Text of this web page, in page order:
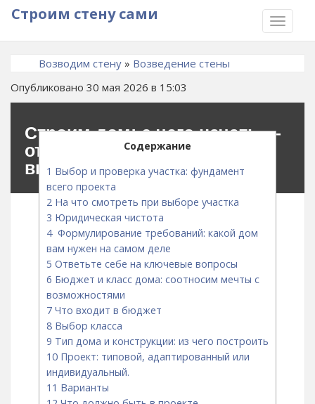
TOGGLE
Строим стену сами
Возводим стену » Возведение стены
Опубликовано 30 мая 2026 в 15:03
Строим дом: с чего начать —
от участка и проекта до
выбора подрядчика
Содержание
1 Выбор и проверка участка: фундамент
всего проекта
2 На что смотреть при выборе участка
3 Юридическая чистота
4Формулирование требований: какой дом
вам нужен на самом деле
5 Ответьте себе на ключевые вопросы
6 Бюджет и класс дома: соотносим мечты с
возможностями
7 Что входит в бюджет
8 Выбор класса
9 Тип дома и конструкции: из чего построить
10 Проект: типовой, адаптированный или
индивидуальный.
11 Варианты